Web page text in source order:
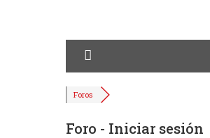
Foros
Foro - Iniciar sesión